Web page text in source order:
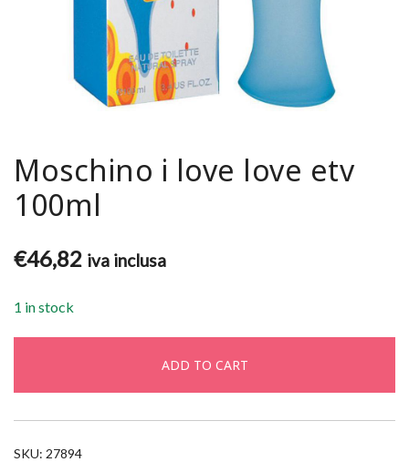
Moschino i love love etv
100ml
€46,82 iva inclusa
1 in stock
ADD TO CART
SKU: 27894